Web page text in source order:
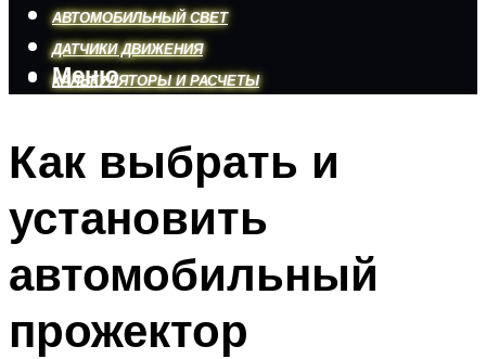
АВТОМОБИЛЬНЫЙ СВЕТ
ДАТЧИКИ ДВИЖЕНИЯ
КАЛЬКУЛЯТОРЫ И РАСЧЕТЫ
Меню
Меню
Как выбрать и
установить
автомобильный
прожектор